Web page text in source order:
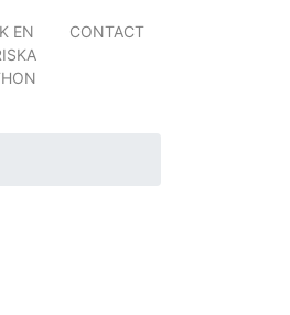
EN
CONTACT